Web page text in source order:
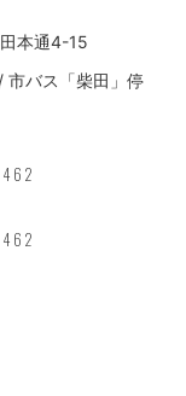
本通4-15
市バス「柴田」停